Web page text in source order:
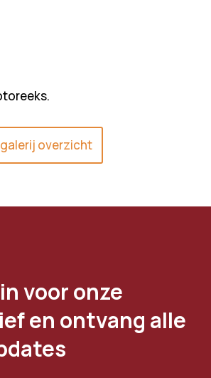
overzicht
voor onze
en ontvang alle